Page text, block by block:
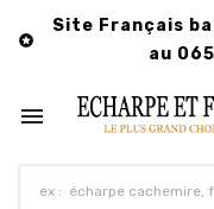

Site Français
au
